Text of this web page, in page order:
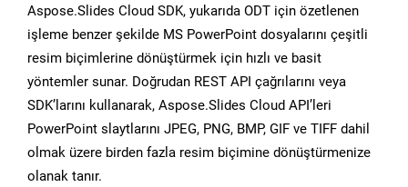
Aspose.Slides Cloud SDK, yukarıda ODT için özetlenen
işleme benzer şekilde MS PowerPoint dosyalarını çeşitli
resim biçimlerine dönüştürmek için hızlı ve basit
yöntemler sunar. Doğrudan REST API çağrılarını veya
SDK’larını kullanarak, Aspose.Slides Cloud API’leri
PowerPoint slaytlarını JPEG, PNG, BMP, GIF ve TIFF dahil
olmak üzere birden fazla resim biçimine dönüştürmenize
olanak tanır.